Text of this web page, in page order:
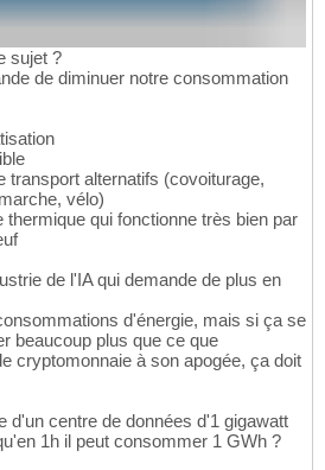
sujet ?
de diminuer notre consommation
transport alternatifs (covoiturage,
vélo)
qui fonctionne très bien par
de l'IA qui demande de plus en
d'énergie, mais si ça se
beaucoup plus que ce que
cryptomonnaie à son apogée, ça doit
d'un centre de données d'1 gigawatt
1h il peut consommer 1 GWh ?